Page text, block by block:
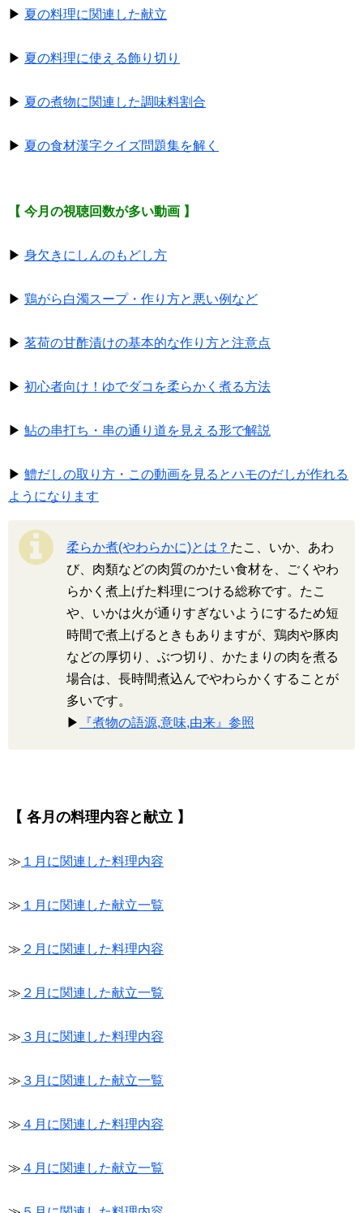
▶ 夏の料理に関連した献立
▶ 夏の料理に使える飾り切り
▶ 夏の煮物に関連した調味料割合
▶ 夏の食材漢字クイズ問題集を解く
【 今月の視聴回数が多い動画 】
▶ 身欠きにしんのもどし方
▶ 鶏がら白濁スープ・作り方と悪い例など
▶ 茗荷の甘酢漬けの基本的な作り方と注意点
▶ 初心者向け！ゆでダコを柔らかく煮る方法
▶ 鮎の串打ち・串の通り道を見える形で解説
▶ 鱧だしの取り方・この動画を見るとハモのだしが作れる
ようになります
柔らか煮(やわらかに)とは？ たこ、いか、あわ
び、肉類などの肉質のかたい食材を、ごくやわ
らかく煮上げた料理につける総称です。たこ
や、いかは火が通りすぎないようにするため短
時間で煮上げるときもありますが、鶏肉や豚肉
などの厚切り、ぶつ切り、かたまりの肉を煮る
場合は、長時間煮込んでやわらかくすることが
多いです。
▶
『煮物の語源,意味,由来』参照
【 各月の料理内容と献立 】
≫ １月に関連した料理内容
≫ １月に関連した献立一覧
≫ ２月に関連した料理内容
≫ ２月に関連した献立一覧
≫ ３月に関連した料理内容
≫ ３月に関連した献立一覧
≫ ４月に関連した料理内容
≫ ４月に関連した献立一覧